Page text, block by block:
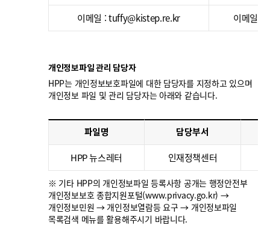
이메일 : tuffy@kistep.re.kr
이메일 :
개인정보파일 관리 담당자
HPP는 개인정보보호파일에 대한 담당자를 지정하고 있으며
개인정보 파일 및 관리 담당자는 아래와 같습니다.
파일명 담당부서
HPP 뉴스레터 인재정책센터
※ 기타 HPP의 개인정보파일 등록사항 공개는 행정안전부
개인정보보호 종합지원포털(www.privacy.go.kr) →
개인정보민원 → 개인정보열람등 요구 → 개인정보파일
목록검색 메뉴를 활용해주시기 바랍니다.